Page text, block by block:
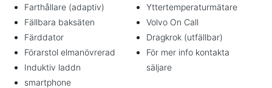
Farthållare (adaptiv)
Fällbara baksäten
Färddator
Förarstol elmanövrerad
Induktiv laddn
smartphone
Yttertemperaturmätare
Volvo On Call
Dragkrok (utfällbar)
För mer info kontakta
säljare